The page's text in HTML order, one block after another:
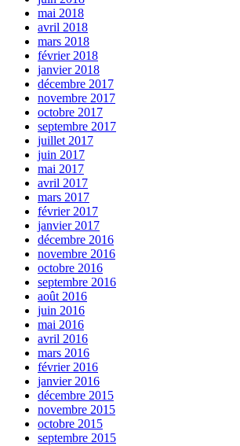
mai 2018
avril 2018
mars 2018
février 2018
janvier 2018
décembre 2017
novembre 2017
octobre 2017
septembre 2017
juillet 2017
juin 2017
mai 2017
avril 2017
mars 2017
février 2017
janvier 2017
décembre 2016
novembre 2016
octobre 2016
septembre 2016
août 2016
juin 2016
mai 2016
avril 2016
mars 2016
février 2016
janvier 2016
décembre 2015
novembre 2015
octobre 2015
septembre 2015